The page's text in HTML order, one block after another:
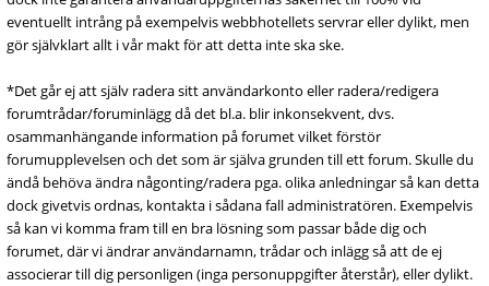
eventuellt intrång på exempelvis webbhotellets servrar eller dylikt, men
gör självklart allt i vår makt för att detta inte ska ske.
*Det går ej att själv radera sitt användarkonto eller radera/redigera
forumtrådar/foruminlägg då det bl.a. blir inkonsekvent, dvs.
osammanhängande information på forumet vilket förstör
forumupplevelsen och det som är själva grunden till ett forum. Skulle du
ändå behöva ändra någonting/radera pga. olika anledningar så kan detta
dock givetvis ordnas, kontakta i sådana fall administratören. Exempelvis
så kan vi komma fram till en bra lösning som passar både dig och
forumet, där vi ändrar användarnamn, trådar och inlägg så att de ej
associerar till dig personligen (inga personuppgifter återstår), eller dylikt.